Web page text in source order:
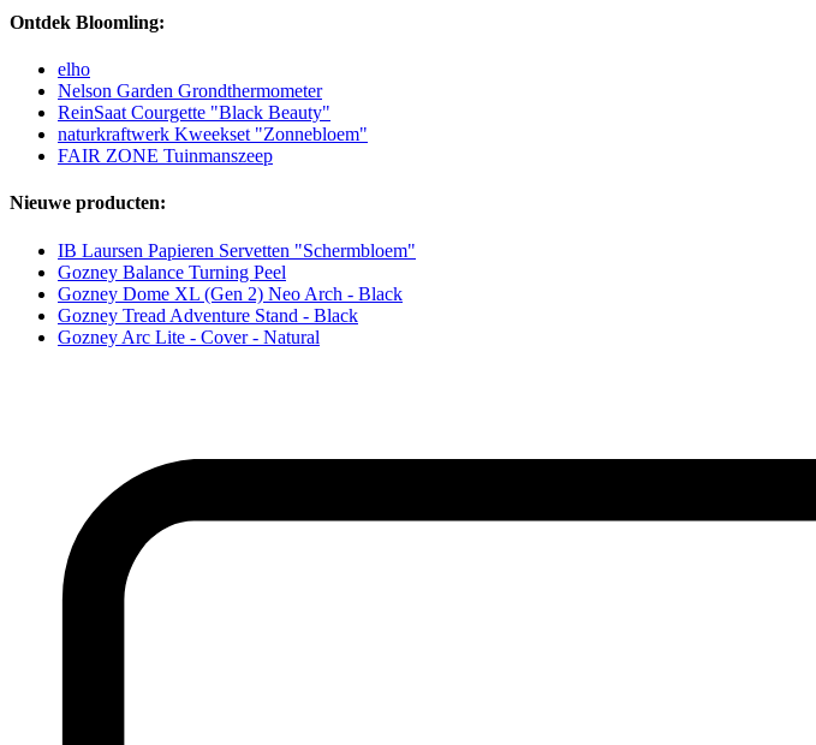
Ontdek Bloomling:
elho
Nelson Garden Grondthermometer
ReinSaat Courgette "Black Beauty"
naturkraftwerk Kweekset "Zonnebloem"
FAIR ZONE Tuinmanszeep
Nieuwe producten:
IB Laursen Papieren Servetten "Schermbloem"
Gozney Balance Turning Peel
Gozney Dome XL (Gen 2) Neo Arch - Black
Gozney Tread Adventure Stand - Black
Gozney Arc Lite - Cover - Natural